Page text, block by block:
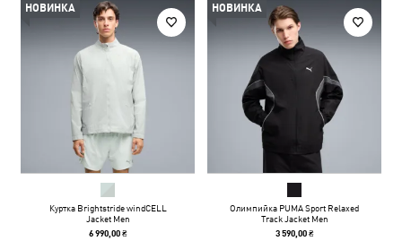
НОВИНКА
Куртка Brightstride windCELL
Jacket Men
6 990,00 ₴
НОВИНКА
Олимпийка PUMA Sport Relaxed
Track Jacket Men
3 590,00 ₴